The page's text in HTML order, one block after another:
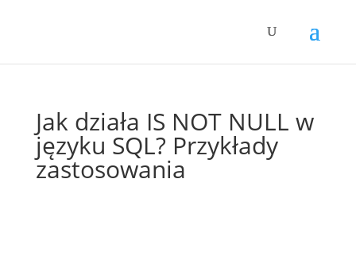
Jak działa IS NOT NULL w
języku SQL? Przykłady
zastosowania